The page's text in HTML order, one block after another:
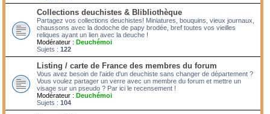
Collections deuchistes & Blibliothèque
Partagez vos collections deuchistes! Miniatures, bouquins, vieux journaux,
chaussons avec la dodoche de papy brodée, bref toutes vos vieilles
reliques ayant un lien avec la deuche !
Modérateur : Deuchémoi
Sujets : 122
Listing / carte de France des membres du forum
Vous avez besoin de l'aide d'un deuchiste sans changer de département ?
Vous voulez partager un verre avec un membre du forum et mettre un
visage sur un pseudo ? Par ici le recensement !
Modérateur : Deuchémoi
Sujets : 104